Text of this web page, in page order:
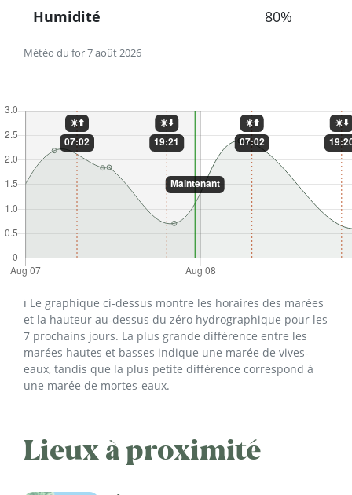
Météo du for 7 août 2026
Humidité 80%
ℹ️ Le graphique ci-dessus montre les horaires des marées
et la hauteur au-dessus du zéro hydrographique pour les
7 prochains jours. La plus grande différence entre les
marées hautes et basses indique une marée de vives-
eaux, tandis que la plus petite différence correspond à
une marée de mortes-eaux.
Lieux à proximité